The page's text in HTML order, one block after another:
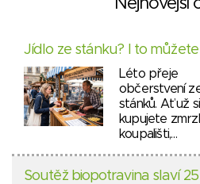
Nejnovější
Jídlo ze stánku? I to
Léto přeje
občerstvení
stánků. Ať už si
kupujete
koupališti,…
Soutěž biopotravina slaví